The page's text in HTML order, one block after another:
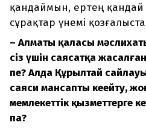
қандаймын, ертең
сұрақтар үнемі
– Алматы қаласы
сіз үшін саясатқа
пе? Алда Құрылтай
саяси мансапты кеңейту,
мемлекеттік қызметтерге
па?